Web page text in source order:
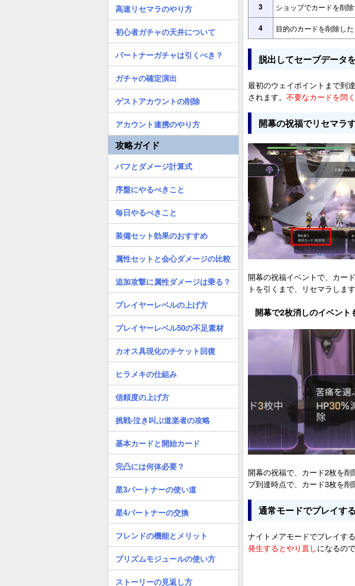
3 ショップでカードを削
4 目的のカードを削除し
脱出してセーブデータ
最初のウェイポイントまで到
されます。 不要なカードを閃
開幕の祝福でリセマラ
開幕の祝福イベントで、カー
トを引くまで、リセマラします
開幕で2枚消しのイベント
開幕の祝福で、カード2枚を
プ到達時点で、カード3枚を削
通常モードでプレイする
ナイトメアモードでプレイす
発生するとやり直しになるの
高速リセマラのやり方
初心者ガチャの天井について
パートナーガチャは引くべき？
ガチャの確定演出
ゲストアカウントの削除
アカウント連携のやり方
攻略ガイド
バフとダメージ計算式
序盤にやるべきこと
毎日やるべきこと
装備セット効果のおすすめ
属性セットと会心ダメージの比較
追加攻撃に属性ダメージは乗る？
プレイヤーレベルの上げ方
プレイヤーレベル50の不足素材
カオス具現化のチケット回復
ヒラメキの仕組み
信頼度の上げ方
挑戦-泣き叫ぶ道楽者の攻略
基本カードと開始カード
完凸には何体必要？
星3パートナーの使い道
星4パートナーの交換
フレンドの機能とメリット
プリズムモジュールの使い方
ストーリーの見返し方